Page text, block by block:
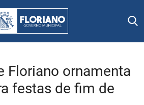
Floriano ornamenta
festas de fim de